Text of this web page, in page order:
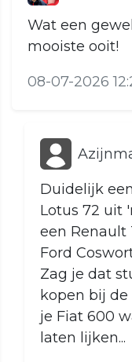
Wat een
mooiste ooit!
08-07-2026
Duidelijk
Lotus 72 uit
een Renault
Ford
Zag je dat
kopen bij
je Fiat 600
laten lijken...